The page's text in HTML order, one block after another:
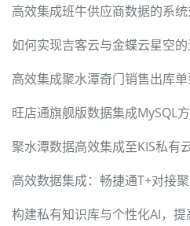
高效集成班牛供应商数据的系
如何实现吉客云与金蝶云星空
高效集成聚水潭奇门销售出库
旺店通旗舰版数据集成MySQL
聚水潭数据高效集成至KIS私有
高效数据集成：畅捷通T+对接
构建私有知识库与个性化AI，